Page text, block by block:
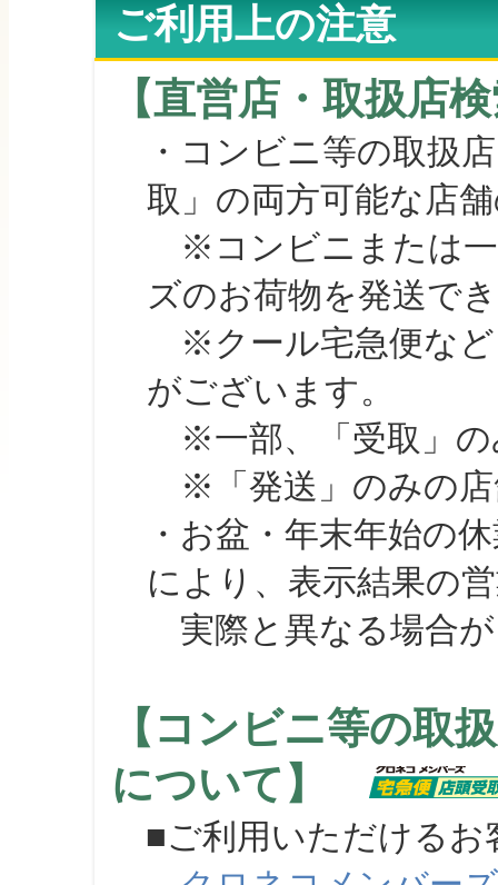
ご利用上の注意
【直営店・取扱店
・コンビニ等の取扱
取」の両方可能な店
※コンビニまたは一
ズのお荷物を発送で
※クール宅急便など
がございます。
※一部、「受取」の
※「発送」のみの店
・お盆・年末年始の
により、表示結果の
実際と異なる場合が
【コンビニ等の取
について】
■ご利用いただけるお